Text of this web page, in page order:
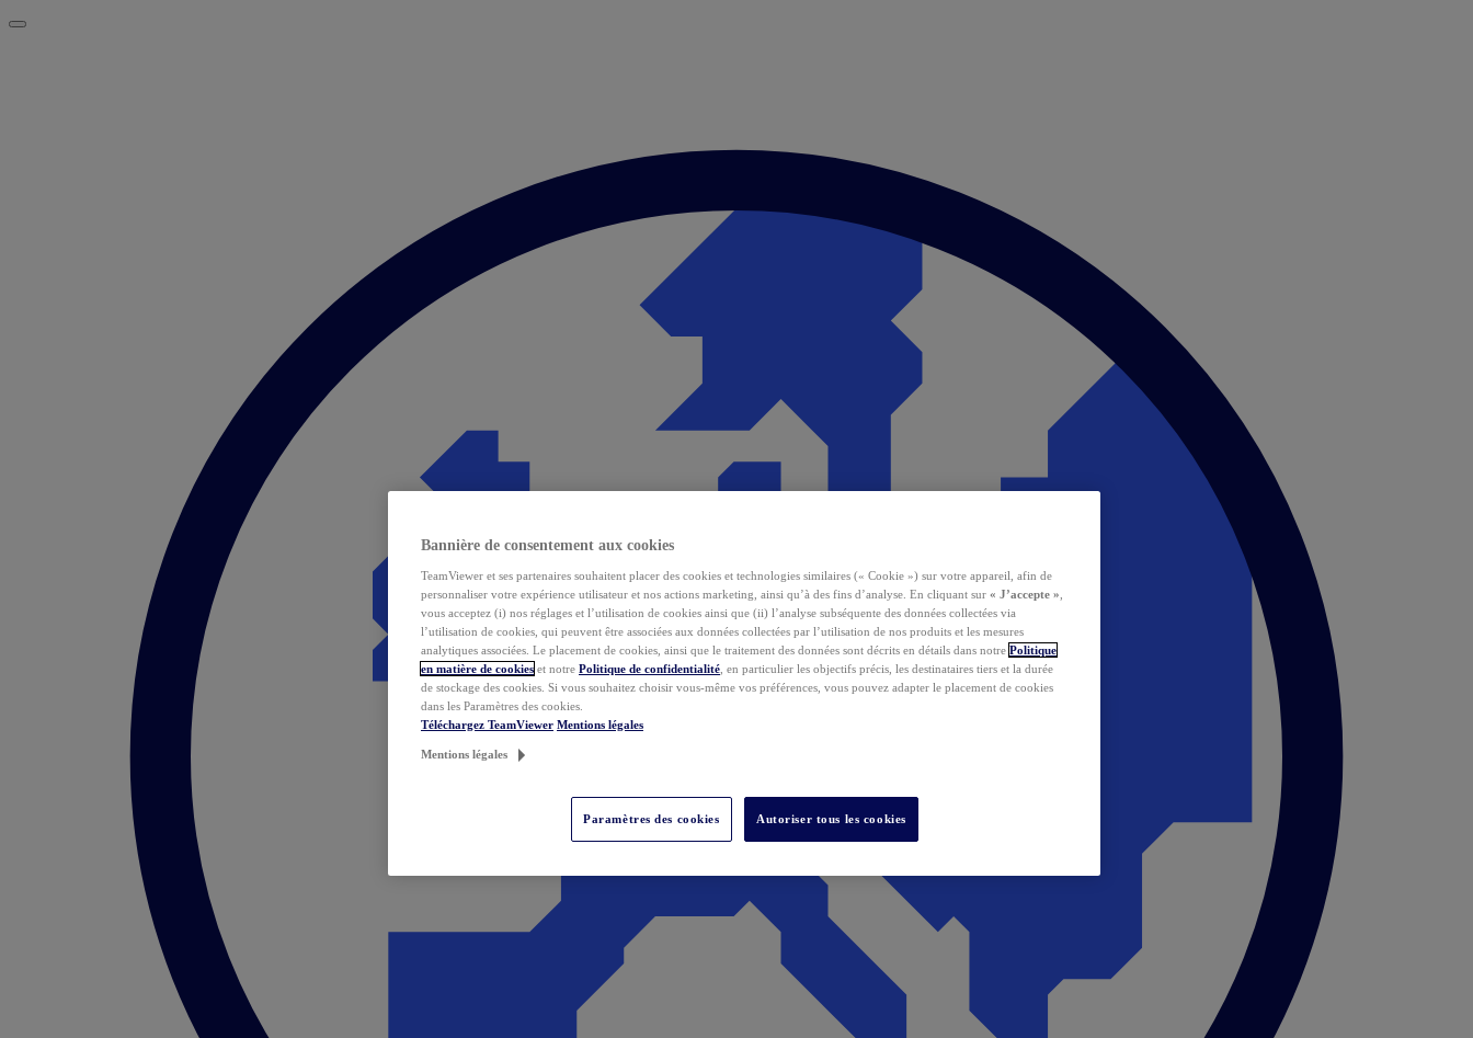
Bannière de consentement aux cookies
TeamViewer et ses partenaires souhaitent placer des cookies et technologies similaires (« Cookie ») sur votre appareil, afin de
personnaliser votre expérience utilisateur et nos actions marketing, ainsi qu’à des fins d’analyse. En cliquant sur « J’accepte »
vous acceptez (i) nos réglages et l’utilisation de cookies ainsi que (ii) l’analyse subséquente des données collectées via
l’utilisation de cookies, qui peuvent être associées aux données collectées par l’utilisation de nos produits et les mesures
analytiques associées. Le placement de cookies, ainsi que le traitement des données sont décrits en détails dans notre Politique
en matière de cookies et notre Politique de confidentialité , en particulier les objectifs précis, les destinataires tiers et la durée
de stockage des cookies. Si vous souhaitez choisir vous-même vos préférences, vous pouvez adapter le placement de cookies
dans les Paramètres des cookies.
Téléchargez TeamViewer Mentions légales
Mentions légales
Paramètres des cookies Autoriser tous les cookies